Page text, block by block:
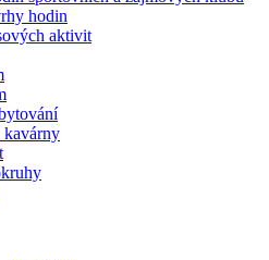
hodin
aktivit
kavárny